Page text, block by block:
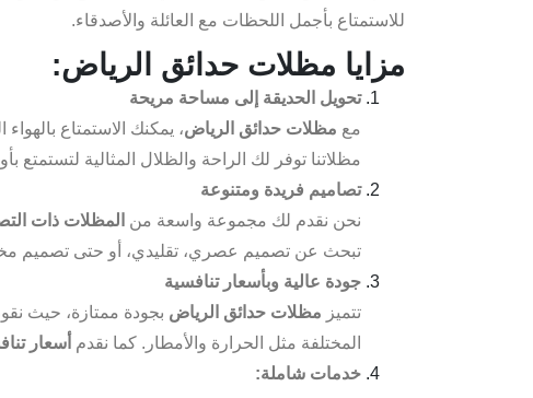
للاستمتاع بأجمل اللحظات مع العائلة والأصدقاء.
مزايا مظلات حدائق الرياض:
تحويل الحديقة إلى مساحة مريحة
مع مظلات حدائق الرياض، يمكنك الاستمتاع
مظلاتنا توفر لك الراحة والظلال المثالية لتستمتع
تصاميم فريدة ومتنوعة
نحن نقدم لك مجموعة واسعة من المظلات ذات
تبحث عن تصميم عصري، تقليدي، أو حتى تصميم
جودة عالية وبأسعار تنافسية
تتميز مظلات حدائق الرياض بجودة ممتازة، حيث
المختلفة مثل الحرارة والأمطار. كما نقدم أسعار
خدمات شاملة: